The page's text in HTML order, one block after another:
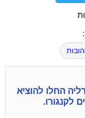
החלו להוציא
לקנגורו.